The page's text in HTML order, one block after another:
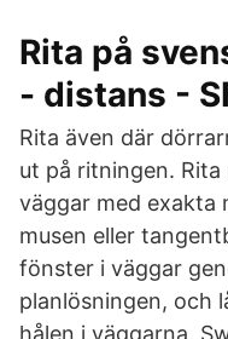
Rita på
- distans -
Rita även där
ut på ritningen.
väggar med exakta
musen eller
fönster i väggar
planlösningen, och
hålen i väggarna.